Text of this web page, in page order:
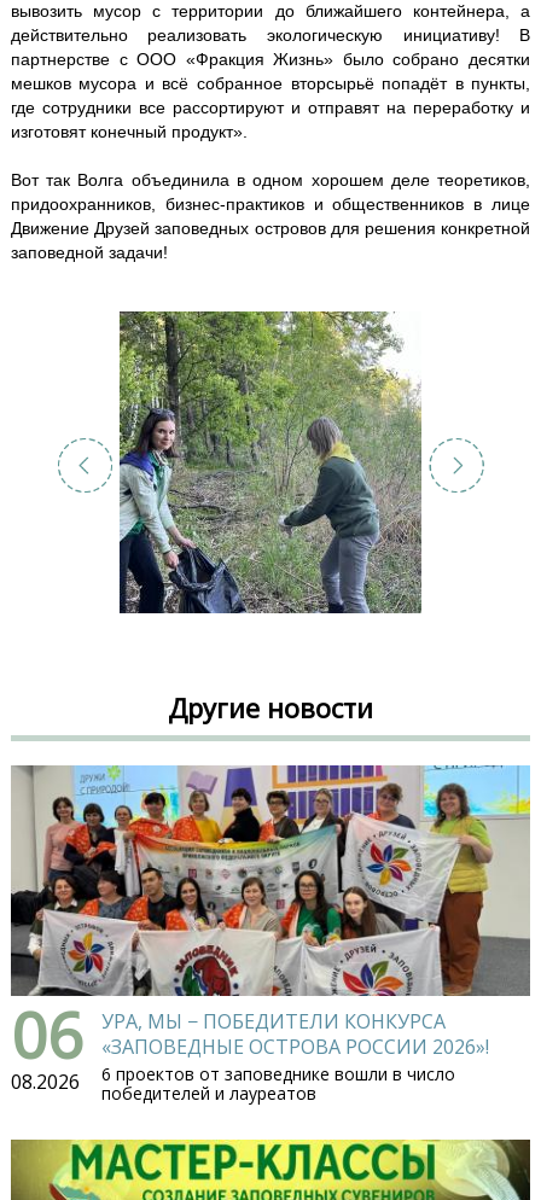
вывозить мусор с территории до ближайшего контейнера, а
действительно реализовать экологическую инициативу! В
партнерстве с ООО «Фракция Жизнь» было собрано десятки
мешков мусора и всё собранное вторсырьё попадёт в пункты,
где сотрудники все рассортируют и отправят на переработку и
изготовят конечный продукт».
Вот так Волга объединила в одном хорошем деле теоретиков,
придоохранников, бизнес-практиков и общественников в лице
Движение Друзей заповедных островов для решения конкретной
заповедной задачи!
Другие новости
06
08.2026
УРА, МЫ − ПОБЕДИТЕЛИ КОНКУРСА
«ЗАПОВЕДНЫЕ ОСТРОВА РОССИИ 2026»!
6 проектов от заповеднике вошли в число
победителей и лауреатов